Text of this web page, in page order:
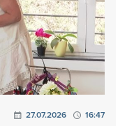
27.07.2026 16:47